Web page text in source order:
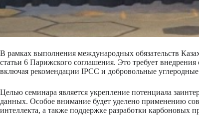
В рамках выполнения международных обязательств
статьи 6 Парижского соглашения. Это требует
включая рекомендации IPCC и добровольные
Целью семинара является укрепление потенциала
данных. Особое внимание будет уделено применению
интеллекта, а также поддержке разработки карбоновых